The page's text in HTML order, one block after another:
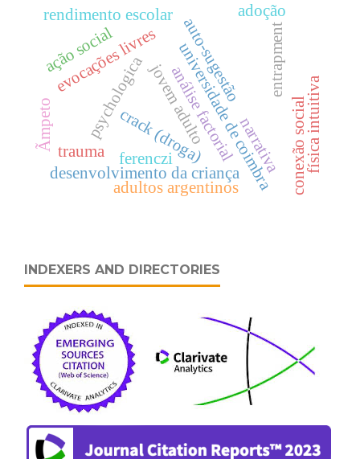
auto-sugestão
universidade de coimbra
psychologica
desenvolvimento da criança
análise factorialnarrativa
entrapment
evocações livres
crack (droga) conexão social
adultos argentinos
ação social
jovem adulto
rendimento escolar
ferenczi
trauma física intuitiva
Ãmpeto
adoção
INDEXERS AND DIRECTORIES